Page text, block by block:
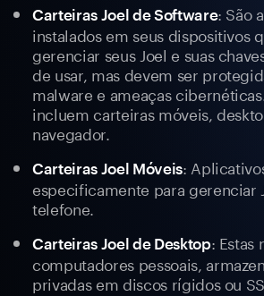
Carteiras Joel de Software: São
instalados em seus dispositivos
gerenciar seus Joel e suas
de usar, mas devem ser
malware e ameaças
incluem carteiras móveis,
navegador.
Carteiras Joel Móveis:
especificamente para gerenciar
telefone.
Carteiras Joel de Desktop: Estas
computadores pessoais,
privadas em discos rígidos ou